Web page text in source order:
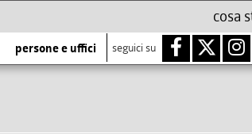
persone e uffici seguici su